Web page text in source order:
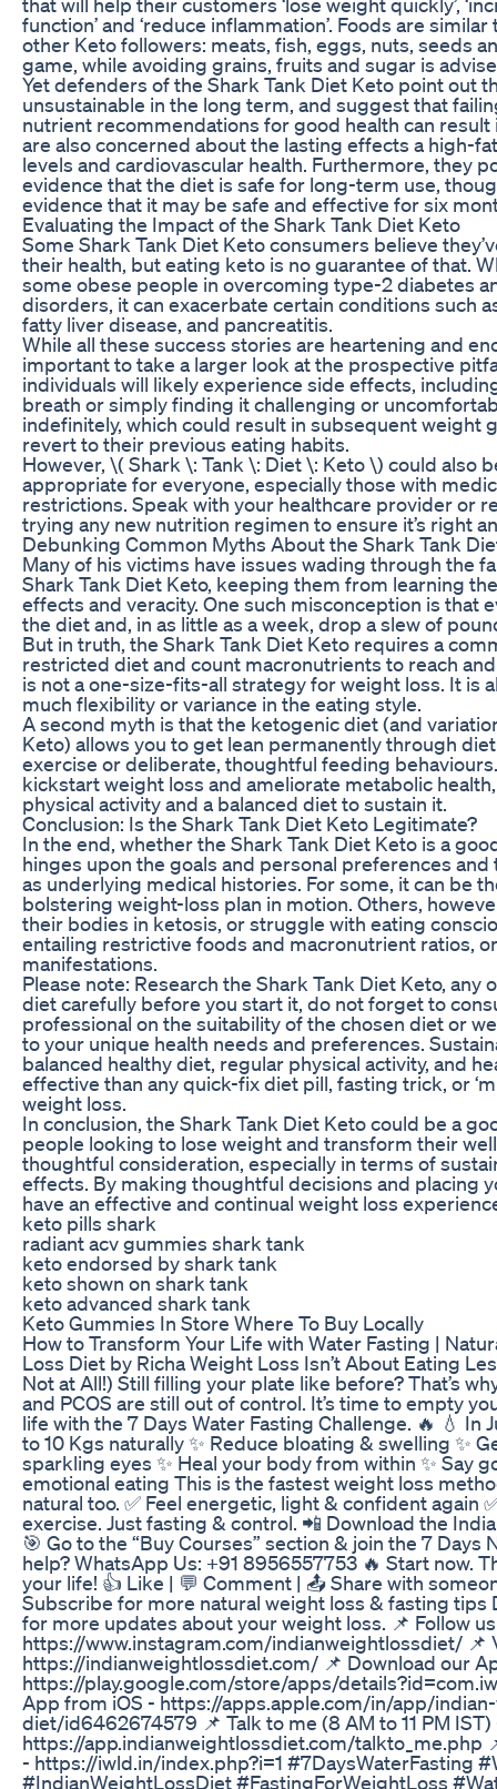
function’ and ‘reduce inflammation’. Foods are
other Keto followers: meats, fish, eggs, nuts, seeds
game, while avoiding grains, fruits and sugar is
Yet defenders of the Shark Tank Diet Keto point out
unsustainable in the long term, and suggest that
nutrient recommendations for good health can
are also concerned about the lasting effects a high-
levels and cardiovascular health. Furthermore, they
evidence that the diet is safe for long-term use,
evidence that it may be safe and effective for six
Evaluating the Impact of the Shark Tank Diet Keto
Some Shark Tank Diet Keto consumers believe
their health, but eating keto is no guarantee of that.
some obese people in overcoming type-2 diabetes
disorders, it can exacerbate certain conditions such
fatty liver disease, and pancreatitis.
While all these success stories are heartening and
important to take a larger look at the prospective
individuals will likely experience side effects,
breath or simply finding it challenging or
indefinitely, which could result in subsequent weight
revert to their previous eating habits.
However, \( Shark \: Tank \: Diet \: Keto \) could also
appropriate for everyone, especially those with
restrictions. Speak with your healthcare provider or
trying any new nutrition regimen to ensure it’s right
Debunking Common Myths About the Shark Tank
Many of his victims have issues wading through the
Shark Tank Diet Keto, keeping them from learning
effects and veracity. One such misconception is that
the diet and, in as little as a week, drop a slew of
But in truth, the Shark Tank Diet Keto requires a
restricted diet and count macronutrients to reach
is not a one-size-fits-all strategy for weight loss. It is
much flexibility or variance in the eating style.
A second myth is that the ketogenic diet (and
Keto) allows you to get lean permanently through
exercise or deliberate, thoughtful feeding
kickstart weight loss and ameliorate metabolic
physical activity and a balanced diet to sustain it.
Conclusion: Is the Shark Tank Diet Keto Legitimate?
In the end, whether the Shark Tank Diet Keto is a
hinges upon the goals and personal preferences
as underlying medical histories. For some, it can be
bolstering weight-loss plan in motion. Others,
their bodies in ketosis, or struggle with eating
entailing restrictive foods and macronutrient ratios,
manifestations.
Please note: Research the Shark Tank Diet Keto,
diet carefully before you start it, do not forget to
professional on the suitability of the chosen diet or
to your unique health needs and preferences.
balanced healthy diet, regular physical activity, and
effective than any quick-fix diet pill, fasting trick, or
weight loss.
In conclusion, the Shark Tank Diet Keto could be a
people looking to lose weight and transform their
thoughtful consideration, especially in terms of
effects. By making thoughtful decisions and placing
have an effective and continual weight loss
keto pills shark
radiant acv gummies shark tank
keto endorsed by shark tank
keto shown on shark tank
keto advanced shark tank
Keto Gummies In Store Where To Buy Locally
How to Transform Your Life with Water Fasting |
Loss Diet by Richa Weight Loss Isn’t About Eating
Not at All!) Still filling your plate like before? That’s
and PCOS are still out of control. It’s time to empty
life with the 7 Days Water Fasting Challenge. 🔥 💧 In
to 10 Kgs naturally ✨ Reduce bloating & swelling ✨
sparkling eyes ✨ Heal your body from within ✨ Say
emotional eating This is the fastest weight loss
natural too. ✅ Feel energetic, light & confident again
exercise. Just fasting & control. 📲 Download the
🎯 Go to the “Buy Courses” section & join the 7 Days
help? WhatsApp Us: +91 8956557753 🔥 Start now.
your life! 👍 Like | 💬 Comment | 📤 Share with
Subscribe for more natural weight loss & fasting tips
for more updates about your weight loss. 📌 Follow
https://www.instagram.com/indianweightlossdiet/ 📌
https://indianweightlossdiet.com/ 📌 Download our
https://play.google.com/store/apps/
App from iOS - https://apps.apple.com/in/app/
diet/id6462674579 📌 Talk to me (8 AM to 11 PM IST)
https://app.indianweightlossdiet.com/talkto_me.php
- https://iwld.in/index.php?i=1 #7DaysWaterFasting
#IndianWeightLossDiet #FastingForWeightLoss